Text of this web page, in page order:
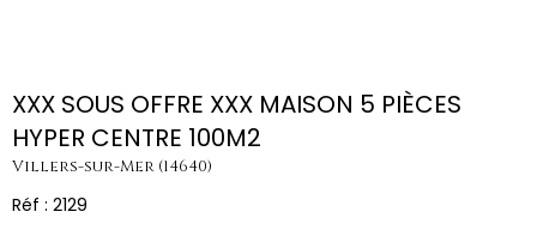
XXX SOUS OFFRE XXX MAISON 5 PIÈCES
HYPER CENTRE 100M2
Villers-sur-Mer (14640)
Réf : 2129